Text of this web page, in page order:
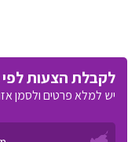
לקבלת הצעות לפי
יש למלא פרטים ולסמן